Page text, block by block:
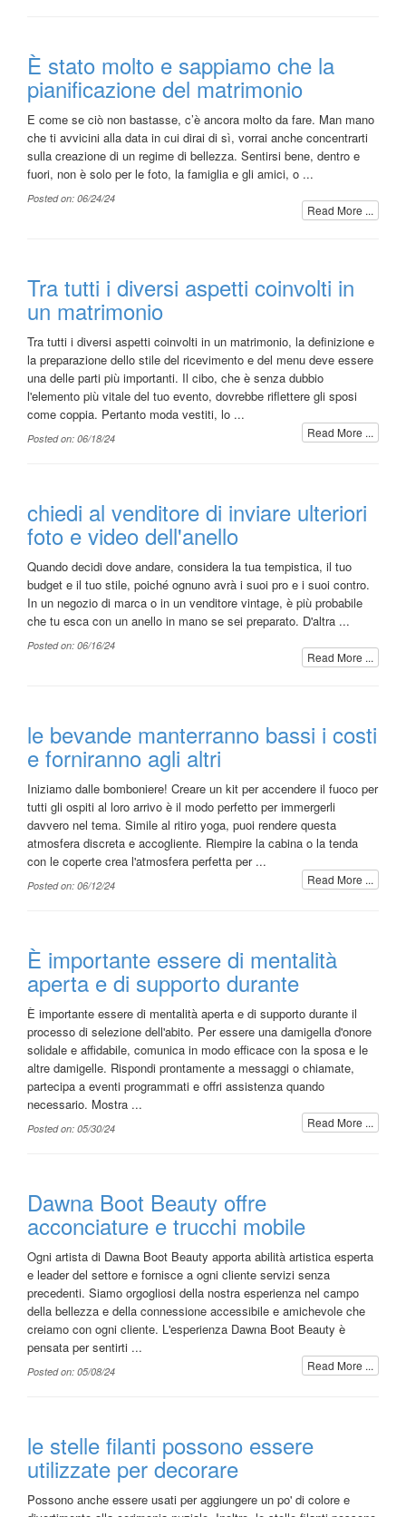
È stato molto e sappiamo che la
pianificazione del matrimonio
E come se ciò non bastasse, c’è ancora molto da fare. Man mano
che ti avvicini alla data in cui dirai di sì, vorrai anche concentrarti
sulla creazione di un regime di bellezza. Sentirsi bene, dentro e
fuori, non è solo per le foto, la famiglia e gli amici, o ...
Read More ...
Posted on: 06/24/24
Tra tutti i diversi aspetti coinvolti in
un matrimonio
Tra tutti i diversi aspetti coinvolti in un matrimonio, la definizione e
la preparazione dello stile del ricevimento e del menu deve essere
una delle parti più importanti. Il cibo, che è senza dubbio
l'elemento più vitale del tuo evento, dovrebbe riflettere gli sposi
come coppia. Pertanto moda vestiti, lo ...
Read More ...
Posted on: 06/18/24
chiedi al venditore di inviare ulteriori
foto e video dell'anello
Quando decidi dove andare, considera la tua tempistica, il tuo
budget e il tuo stile, poiché ognuno avrà i suoi pro e i suoi contro.
In un negozio di marca o in un venditore vintage, è più probabile
che tu esca con un anello in mano se sei preparato. D'altra ...
Read More ...
Posted on: 06/16/24
le bevande manterranno bassi i costi
e forniranno agli altri
Iniziamo dalle bomboniere! Creare un kit per accendere il fuoco per
tutti gli ospiti al loro arrivo è il modo perfetto per immergerli
davvero nel tema. Simile al ritiro yoga, puoi rendere questa
atmosfera discreta e accogliente. Riempire la cabina o la tenda
con le coperte crea l'atmosfera perfetta per ...
Read More ...
Posted on: 06/12/24
È importante essere di mentalità
aperta e di supporto durante
È importante essere di mentalità aperta e di supporto durante il
processo di selezione dell'abito. Per essere una damigella d'onore
solidale e affidabile, comunica in modo efficace con la sposa e le
altre damigelle. Rispondi prontamente a messaggi o chiamate,
partecipa a eventi programmati e offri assistenza quando
necessario. Mostra ...
Read More ...
Posted on: 05/30/24
Dawna Boot Beauty offre
acconciature e trucchi mobile
Ogni artista di Dawna Boot Beauty apporta abilità artistica esperta
e leader del settore e fornisce a ogni cliente servizi senza
precedenti. Siamo orgogliosi della nostra esperienza nel campo
della bellezza e della connessione accessibile e amichevole che
creiamo con ogni cliente. L'esperienza Dawna Boot Beauty è
pensata per sentirti ...
Read More ...
Posted on: 05/08/24
le stelle filanti possono essere
utilizzate per decorare
Possono anche essere usati per aggiungere un po' di colore e